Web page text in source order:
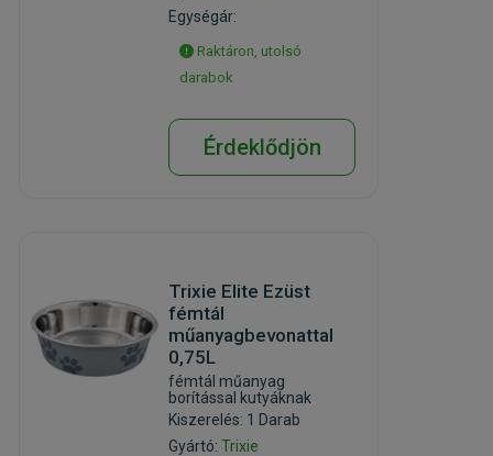
Egységár:
Raktáron, utolsó
darabok
Érdeklődjön
Trixie Elite Ezüst
fémtál
műanyagbevonattal
0,75L
fémtál műanyag
borítással kutyáknak
Kiszerelés: 1 Darab
Gyártó:Trixie